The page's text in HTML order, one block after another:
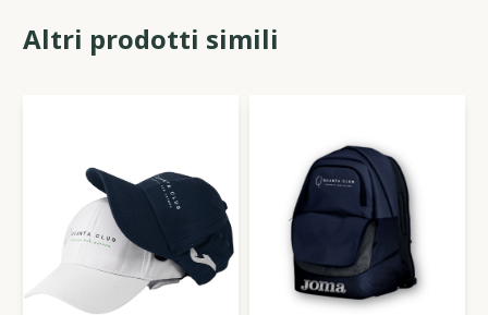
Altri prodotti simili